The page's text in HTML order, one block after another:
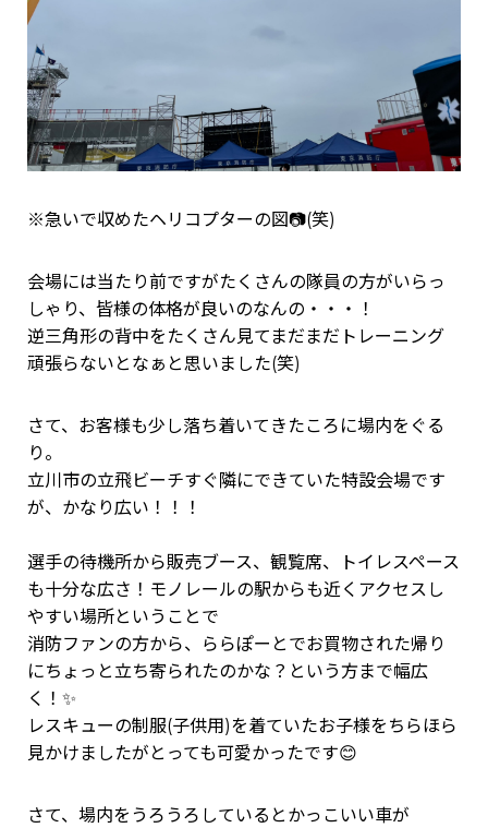
※急いで収めたヘリコプターの図📷(笑)
会場には当たり前ですがたくさんの隊員の方がいらっ
しゃり、皆様の体格が良いのなんの・・・！
逆三角形の背中をたくさん見てまだまだトレーニング
頑張らないとなぁと思いました(笑)
さて、お客様も少し落ち着いてきたころに場内をぐる
り。
立川市の立飛ビーチすぐ隣にできていた特設会場です
が、かなり広い！！！
選手の待機所から販売ブース、観覧席、トイレスペース
も十分な広さ！モノレールの駅からも近くアクセスし
やすい場所ということで
消防ファンの方から、ららぽーとでお買物された帰り
にちょっと立ち寄られたのかな？という方まで幅広
く！✨
レスキューの制服(子供用)を着ていたお子様をちらほら
見かけましたがとっても可愛かったです😊
さて、場内をうろうろしているとかっこいい車が